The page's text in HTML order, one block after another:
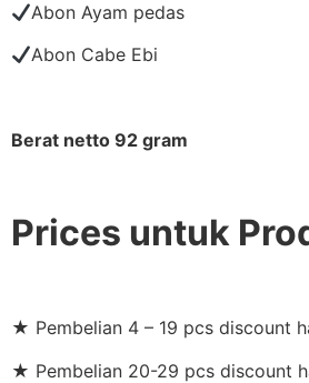
Abon Ayam pedas
Abon Cabe Ebi
Berat netto 92 gram
Prices untuk
★ Pembelian 4 – 19 pcs discount
★ Pembelian 20-29 pcs discount